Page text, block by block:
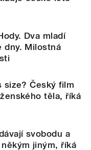
Dva mladí
dny. Milostná
size? Český film
těla, říká
svobodu a
jiným, říká